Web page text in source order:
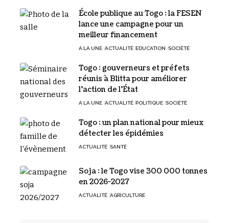
École publique au Togo : la FESEN
lance une campagne pour un
meilleur financement
A LA UNE ACTUALITÉ EDUCATION SOCIÉTÉ
Togo : gouverneurs et préfets
réunis à Blitta pour améliorer
l’action de l’État
A LA UNE ACTUALITÉ POLITIQUE SOCIÉTÉ
Togo : un plan national pour mieux
détecter les épidémies
ACTUALITÉ SANTÉ
Soja : le Togo vise 300 000 tonnes
en 2026-2027
ACTUALITÉ AGRICULTURE